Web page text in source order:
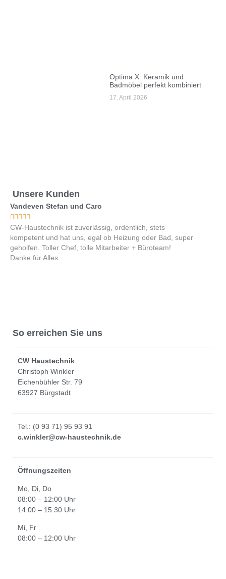
Optima X: Keramik und
Badmöbel perfekt kombiniert
17. April 2026
Unsere Kunden
Vandeven Stefan und Caro
    
CW-Haustechnik ist zuverlässig, ordentlich, stets
kompetent und hat uns, egal ob Heizung oder Bad, super
geholfen. Toller Chef, tolle Mitarbeiter + Büroteam!
Danke für Alles.
So erreichen Sie uns
CW Haustechnik
Christoph Winkler
Eichenbühler Str. 79
63927 Bürgstadt
Tel.: (0 93 71) 95 93 91
c.winkler@cw-haustechnik.de
Öffnungszeiten
Mo, Di, Do
08:00 – 12:00 Uhr
14:00 – 15:30 Uhr
Mi, Fr
08:00 – 12:00 Uhr